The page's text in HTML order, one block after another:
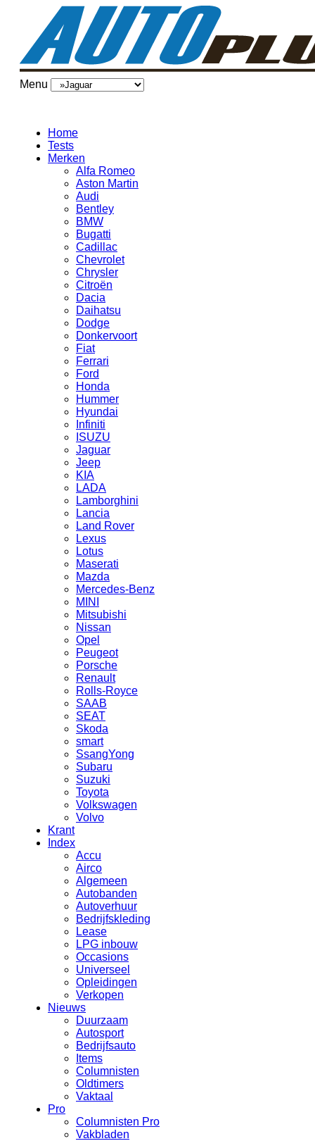
Menu
Home
Tests
Merken
Alfa Romeo
Aston Martin
Audi
Bentley
BMW
Bugatti
Cadillac
Chevrolet
Chrysler
Citroën
Dacia
Daihatsu
Dodge
Donkervoort
Fiat
Ferrari
Ford
Honda
Hummer
Hyundai
Infiniti
ISUZU
Jaguar
Jeep
KIA
LADA
Lamborghini
Lancia
Land Rover
Lexus
Lotus
Maserati
Mazda
Mercedes-Benz
MINI
Mitsubishi
Nissan
Opel
Peugeot
Porsche
Renault
Rolls-Royce
SAAB
SEAT
Skoda
smart
SsangYong
Subaru
Suzuki
Toyota
Volkswagen
Volvo
Krant
Index
Accu
Airco
Algemeen
Autobanden
Autoverhuur
Bedrijfskleding
Lease
LPG inbouw
Occasions
Universeel
Opleidingen
Verkopen
Nieuws
Duurzaam
Autosport
Bedrijfsauto
Items
Columnisten
Oldtimers
Vaktaal
Pro
Columnisten Pro
Vakbladen